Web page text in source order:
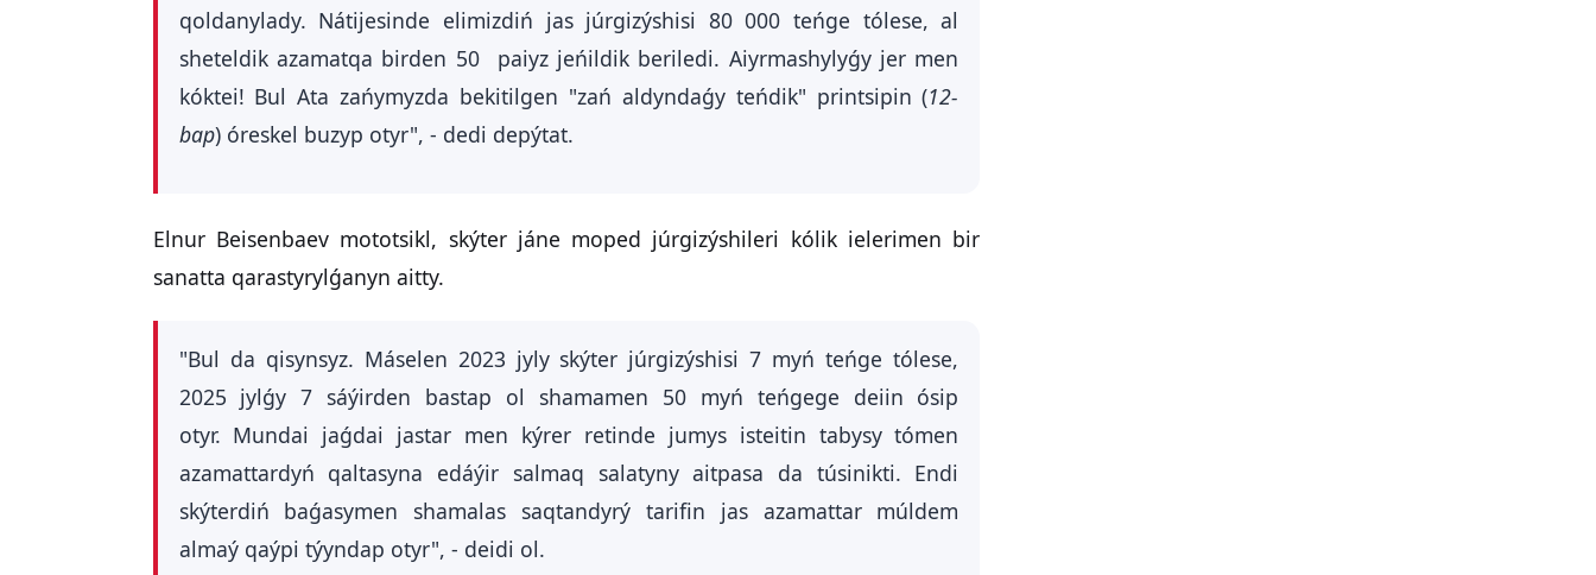
qoldanylady. Nátijesinde elimizdiń jas júrgizýshisi 80 000 teńge tólese, al
sheteldik azamatqa birden 50 paiyz jeńildik beriledi. Aiyrmashylyǵy jer men
kóktei! Bul Ata zańymyzda bekitilgen "zań aldyndaǵy teńdik" printsipin (12-
bap) óreskel buzyp otyr", - dedi depýtat.
Elnur Beisenbaev mototsikl, skýter jáne moped júrgizýshileri kólik ielerimen bir
sanatta qarastyrylǵanyn aitty.
"Bul da qisynsyz. Máselen 2023 jyly skýter júrgizýshisi 7 myń teńge tólese,
2025 jylǵy 7 sáýirden bastap ol shamamen 50 myń teńgege deiin ósip
otyr. Mundai jaǵdai jastar men kýrer retinde jumys isteitin tabysy tómen
azamattardyń qaltasyna edáýir salmaq salatyny aitpasa da túsinikti. Endi
skýterdiń baǵasymen shamalas saqtandyrý tarifin jas azamattar múldem
almaý qaýpi týyndap otyr", - deidi ol.